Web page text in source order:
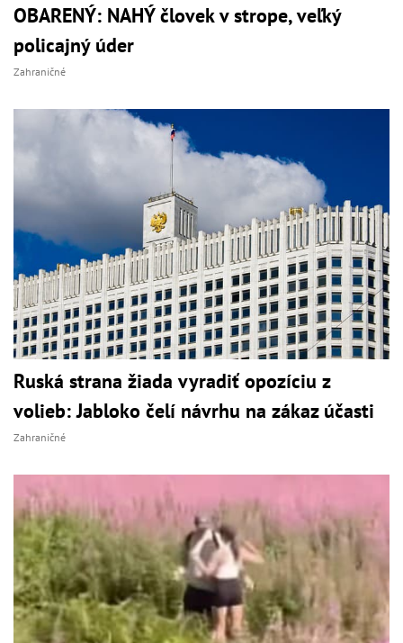
OBARENÝ: NAHÝ človek v strope, veľký
policajný úder
Zahraničné
Ruská strana žiada vyradiť opozíciu z
volieb: Jabloko čelí návrhu na zákaz účasti
Zahraničné